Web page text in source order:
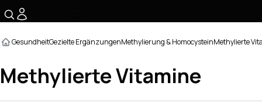
GesundheitGezielte ErgänzungenMethylierung & HomocysteinMethylierte
Methylierte Vitamine